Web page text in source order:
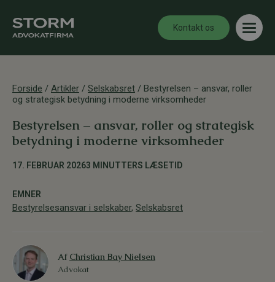
Kontakt os
Forside / Artikler / Selskabsret / Bestyrelsen – ansvar, roller
og strategisk betydning i moderne virksomheder
Bestyrelsen – ansvar, roller og strategisk
betydning i moderne virksomheder
17. FEBRUAR 20263 MINUTTERS LÆSETID
EMNER
Bestyrelsesansvar i selskaber, Selskabsret
Af Christian Bay Nielsen
Advokat